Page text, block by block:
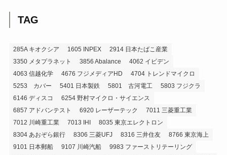
TAG
285A キオクシア 1605 INPEX
2914 日本たばこ産業
3350 メタプラネット
3856 Abalance
4062 イビデン
4063 信越化学
4676 フジメディアHD
4704 トレンドマイクロ
5253 カバー
5401 日本製鉄 5801 古河電工
5803 フジクラ
6146 ディスコ
6254 野村マイクロ・サイエンス
6857 アドバンテスト
6920 レーザーテック
7011 三菱重工業
7012 川崎重工業
7013 IHI
8035 東京エレクトロン
8304 あおぞら銀行
8306 三菱UFJ 8316 三井住友
8766 東京海上
9101 日本郵船
9107 川崎汽船
9983 ファーストリテーリング